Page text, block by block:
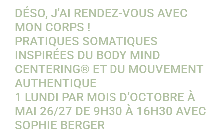
DÉSO, J’AI RENDEZ-VOUS AVEC
MON CORPS !
PRATIQUES SOMATIQUES
INSPIRÉES DU BODY MIND
CENTERING® ET DU MOUVEMENT
AUTHENTIQUE
1 LUNDI PAR MOIS D’OCTOBRE À
MAI 26/27 DE 9H30 À 16H30 AVEC
SOPHIE BERGER